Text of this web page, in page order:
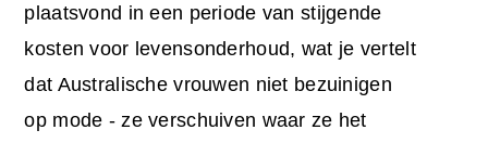
plaatsvond in een periode van stijgende
kosten voor levensonderhoud, wat je vertelt
dat Australische vrouwen niet bezuinigen
op mode - ze verschuiven waar ze het